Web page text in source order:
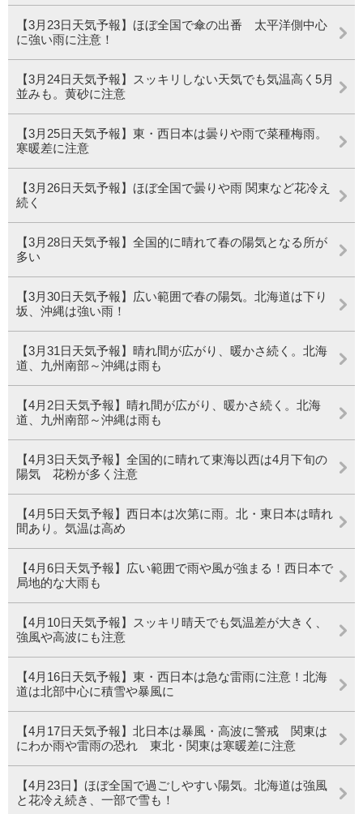
【3月23日天気予報】ほぼ全国で傘の出番 太平洋側中心
に強い雨に注意！
【3月24日天気予報】スッキリしない天気でも気温高く5月
並みも。黄砂に注意
【3月25日天気予報】東・西日本は曇りや雨で菜種梅雨。
寒暖差に注意
【3月26日天気予報】ほぼ全国で曇りや雨 関東など花冷え
続く
【3月28日天気予報】全国的に晴れて春の陽気となる所が
多い
【3月30日天気予報】広い範囲で春の陽気。北海道は下り
坂、沖縄は強い雨！
【3月31日天気予報】晴れ間が広がり、暖かさ続く。北海
道、九州南部～沖縄は雨も
【4月2日天気予報】晴れ間が広がり、暖かさ続く。北海
道、九州南部～沖縄は雨も
【4月3日天気予報】全国的に晴れて東海以西は4月下旬の
陽気 花粉が多く注意
【4月5日天気予報】西日本は次第に雨。北・東日本は晴れ
間あり。気温は高め
【4月6日天気予報】広い範囲で雨や風が強まる！西日本で
局地的な大雨も
【4月10日天気予報】スッキリ晴天でも気温差が大きく、
強風や高波にも注意
【4月16日天気予報】東・西日本は急な雷雨に注意！北海
道は北部中心に積雪や暴風に
【4月17日天気予報】北日本は暴風・高波に警戒 関東は
にわか雨や雷雨の恐れ 東北・関東は寒暖差に注意
【4月23日】ほぼ全国で過ごしやすい陽気。北海道は強風
と花冷え続き、一部で雪も！